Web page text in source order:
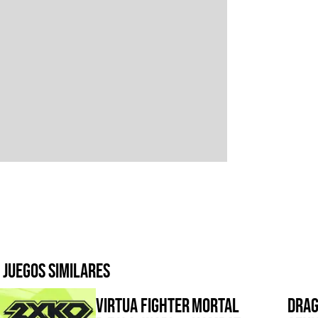
Juegos similares
Virtua FighterMortal